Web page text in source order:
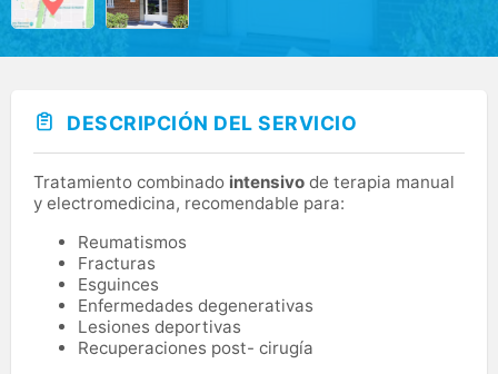
DESCRIPCIÓN DEL SERVICIO
Tratamiento combinado intensivo de terapia manual
y electromedicina, recomendable para:
Reumatismos
Fracturas
Esguinces
Enfermedades degenerativas
Lesiones deportivas
Recuperaciones post- cirugía